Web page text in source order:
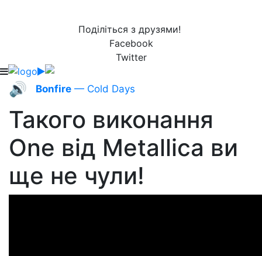
Поділіться з друзями!
Facebook
Twitter
🔊 Bonfire — Cold Days
Такого виконання
One від Metallica ви
ще не чули!